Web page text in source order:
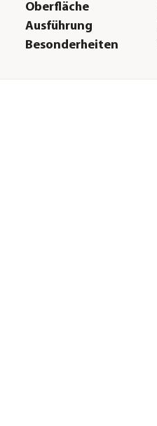
Oberfläche
Ausführung
Besonderheiten